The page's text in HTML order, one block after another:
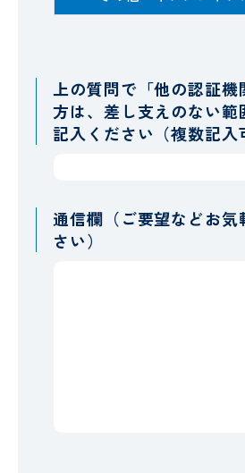
上の質問で「他の認証機
方は、差し支えのない
記入ください（複数記入
通信欄（ご要望などお気
さい）